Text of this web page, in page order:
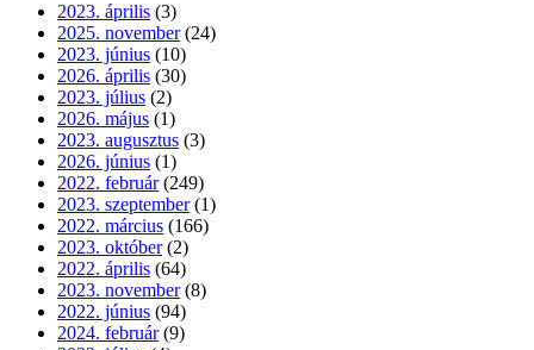
2023. április (3)
2025. november (24)
2023. június (10)
2026. április (30)
2023. július (2)
2026. május (1)
2023. augusztus (3)
2026. június (1)
2022. február (249)
2023. szeptember (1)
2022. március (166)
2023. október (2)
2022. április (64)
2023. november (8)
2022. június (94)
2024. február (9)